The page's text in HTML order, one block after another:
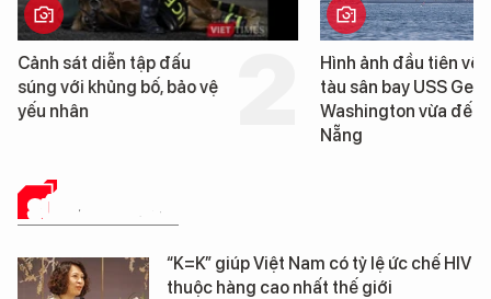
Hình ảnh đầu tiên về siêu
tàu sân bay USS George
Washington vừa đến Đà
Cận cảnh chiến hạm
tống tàu sân bay USS
George Washington
Đà Nẵng
SỨC KHỎE 24H
“K=K” giúp Việt Nam có tỷ lệ ức chế HIV
thuộc hàng cao nhất thế giới